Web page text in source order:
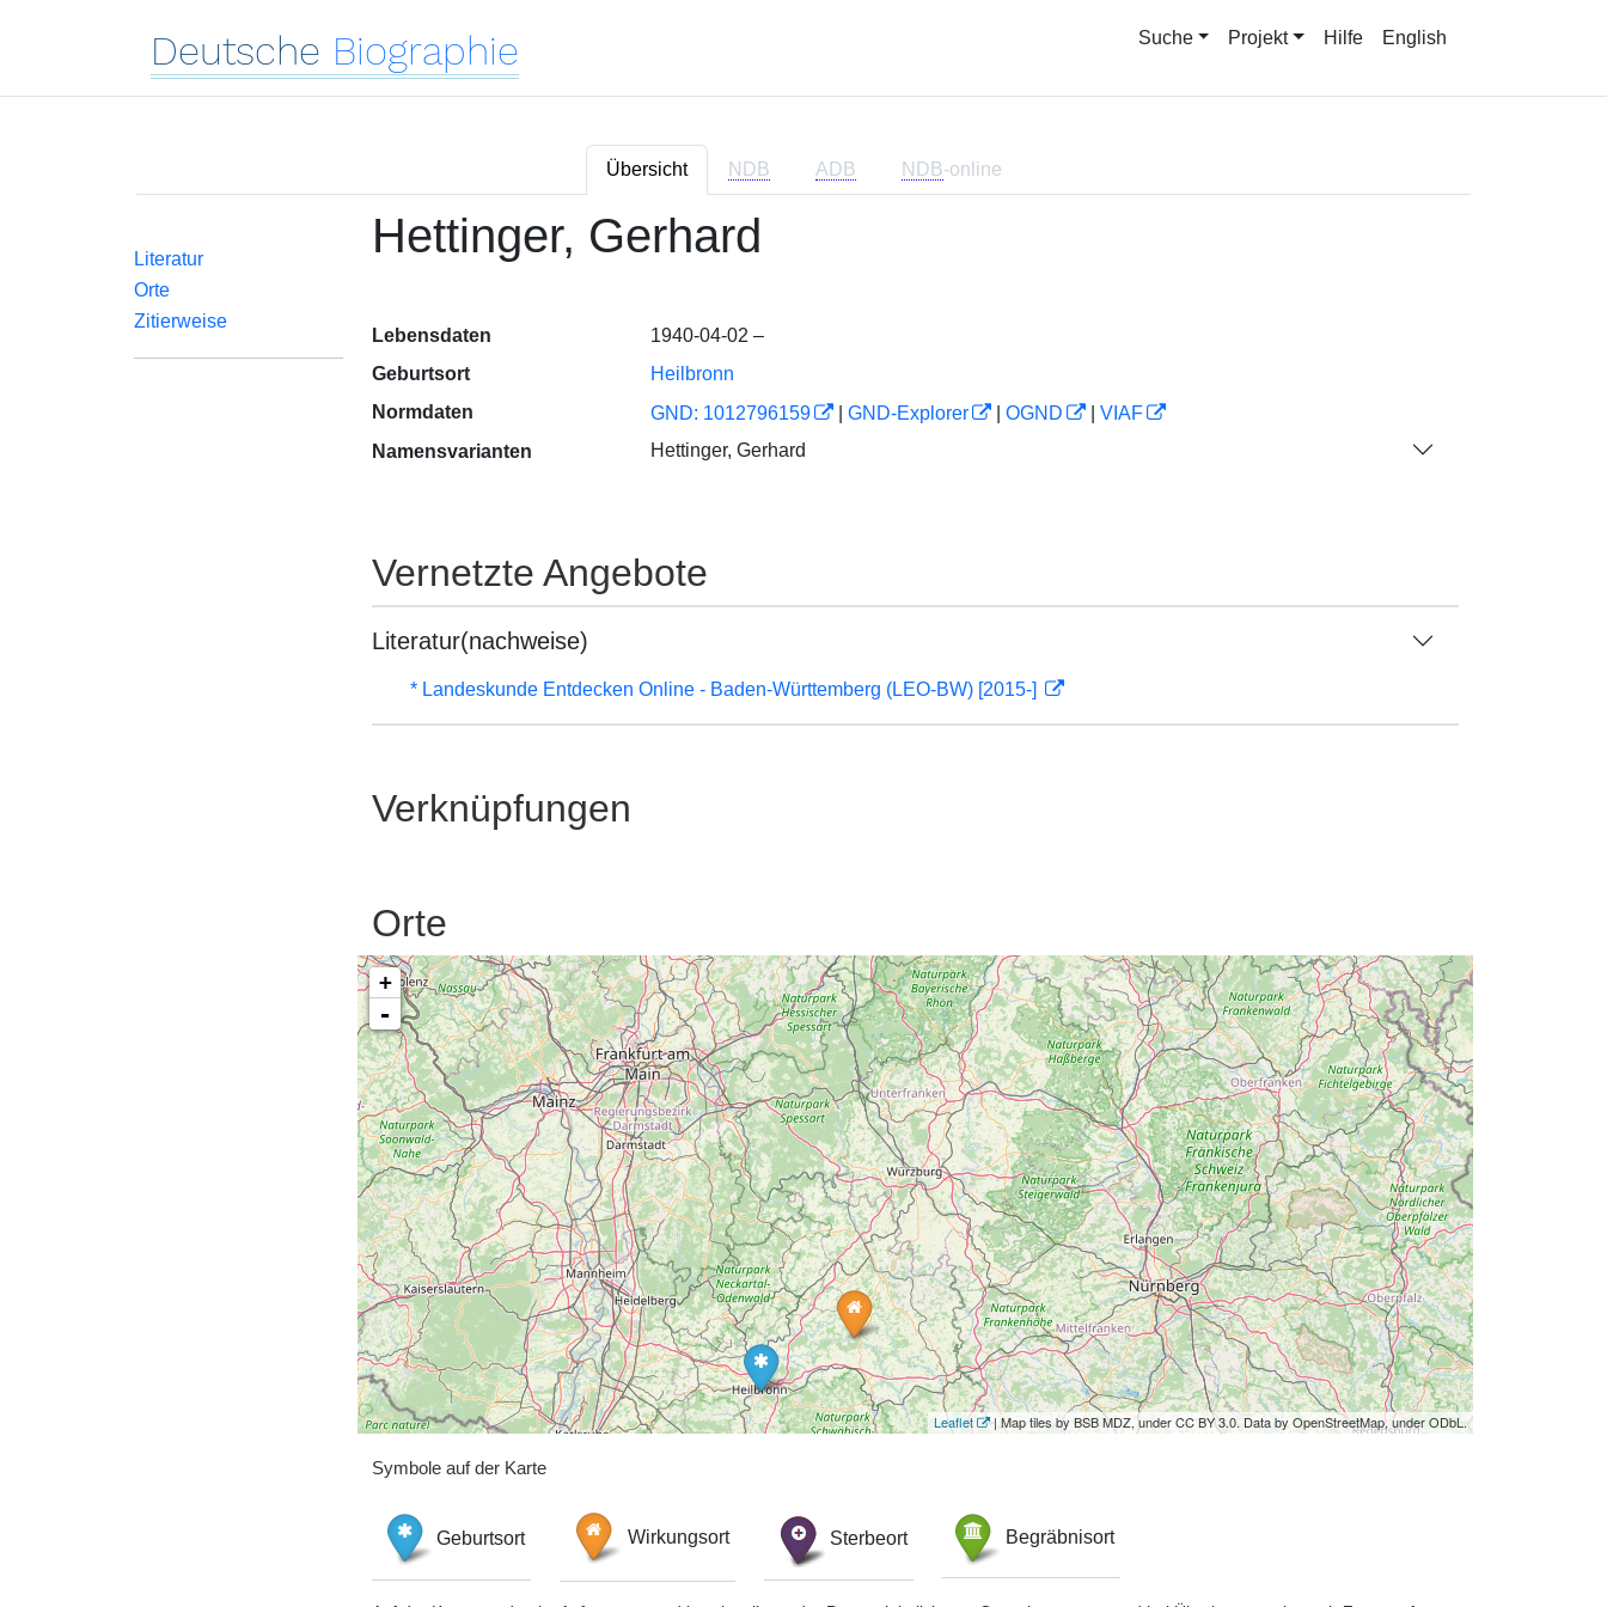
Deutsche Biographie Suche Projekt Hilfe English
Übersicht NDB ADB NDB-online
Literatur
Orte
Zitierweise
Hettinger, Gerhard
Lebensdaten
1940-04-02 –
Geburtsort
Heilbronn
Normdaten
GND: 1012796159 GND-Explorer OGND
VIAF
Namensvarianten
Hettinger, Gerhard
Vernetzte Angebote
Literatur(nachweise)
* Landeskunde Entdecken Online - Baden-Württemberg (LEO-BW) [2015-]
Verknüpfungen
Orte
+
-
Leaflet | Map tiles by BSB MDZ, under CC BY 3.0. Data by OpenStreetMap, under ODbL.
Symbole auf der Karte
Geburtsort Wirkungsort Sterbeort Begräbnisort